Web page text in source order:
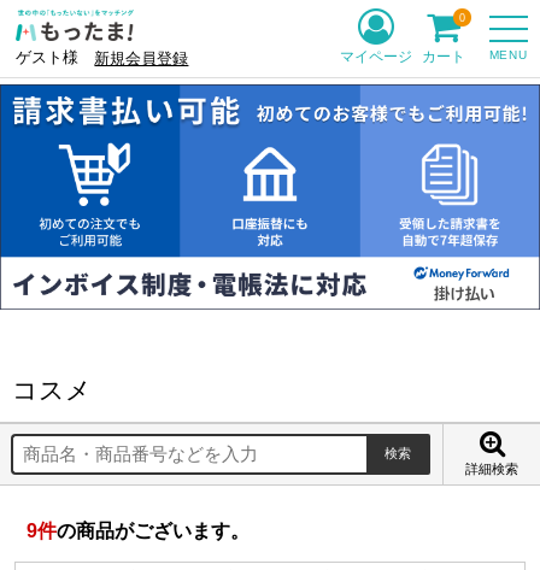
ゲスト様 新規会員登録 MENU
マイページ カート
0
コスメ
詳細検索
9件の商品がございます。